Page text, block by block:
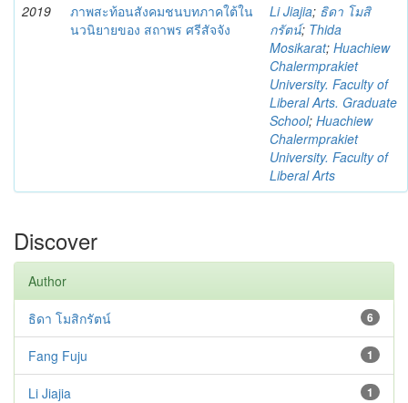
2019
ภาพสะท้อนสังคมชนบทภาคใต้ใน
นวนิยายของ สถาพร ศรีสัจจัง
Li Jiajia; ธิดา โมสิ
กรัตน์; Thida
Mosikarat; Huachiew
Chalermprakiet
University. Faculty of
Liberal Arts. Graduate
School; Huachiew
Chalermprakiet
University. Faculty of
Liberal Arts
Discover
Author
6
ธิดา โมสิกรัตน์
1
Fang Fuju
1
Li Jiajia